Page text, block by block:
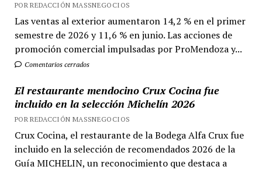
POR REDACCIÓN MASSNEGOCIOS
Las ventas al exterior aumentaron 14,2 % en el primer
semestre de 2026 y 11,6 % en junio. Las acciones de
promoción comercial impulsadas por ProMendoza y...
Comentarios cerrados
El restaurante mendocino Crux Cocina fue
incluido en la selección Michelín 2026
POR REDACCIÓN MASSNEGOCIOS
Crux Cocina, el restaurante de la Bodega Alfa Crux fue
incluido en la selección de recomendados 2026 de la
Guía MICHELIN, un reconocimiento que destaca a